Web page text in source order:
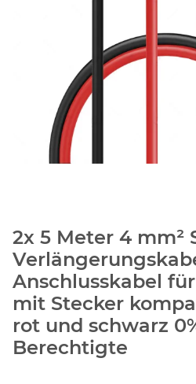
2x 5 Meter 4 mm²
Anschlusskabel
mit Stecker
rot und schwarz
Berechtigte